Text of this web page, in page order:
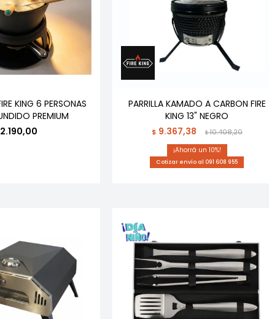
KING 6 PERSONAS
PREMIUM
2.190,00
PARRILLA KAMADO A CARBON FIRE
KING 13" NEGRO
$ 9.367,38 $10.408,20
10
Cotizar envío al 091 608 955